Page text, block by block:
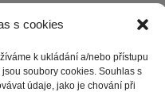
s cookies
k ukládání a/nebo přístupu
soubory cookies. Souhlas s
údaje, jako je chování při
přijmout naše